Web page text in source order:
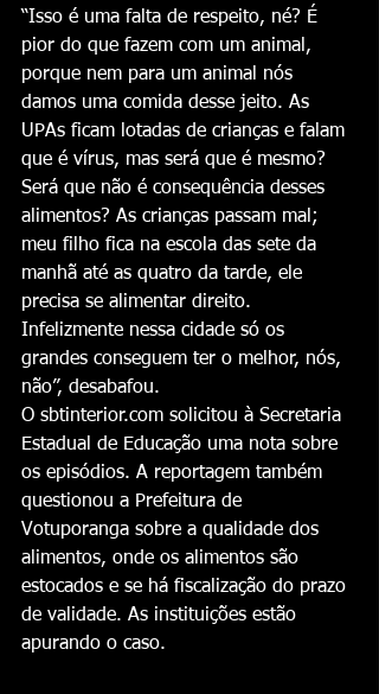
“Isso é uma falta de respeito, né? É
pior do que fazem com um animal,
porque nem para um animal nós
damos uma comida desse jeito. As
UPAs ficam lotadas de crianças e falam
que é vírus, mas será que é mesmo?
Será que não é consequência desses
alimentos? As crianças passam mal;
meu filho fica na escola das sete da
manhã até as quatro da tarde, ele
precisa se alimentar direito.
Infelizmente nessa cidade só os
grandes conseguem ter o melhor, nós,
não”, desabafou.
O sbtinterior.com solicitou à Secretaria
Estadual de Educação uma nota sobre
os episódios. A reportagem também
questionou a Prefeitura de
Votuporanga sobre a qualidade dos
alimentos, onde os alimentos são
estocados e se há fiscalização do prazo
de validade. As instituições estão
apurando o caso.